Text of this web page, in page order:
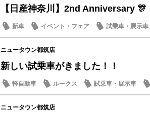
【日産神奈川】2nd Anniversary 🎊
新車 イベント・フェア 試乗車・展示車
ニュータウン都筑店
新しい試乗車がきました！！
軽自動車 ルークス 試乗車・展示車
ニュータウン都筑店